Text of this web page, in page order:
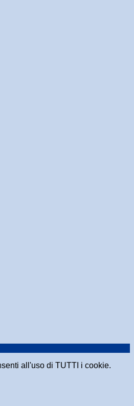
all'uso di TUTTI i cookie.